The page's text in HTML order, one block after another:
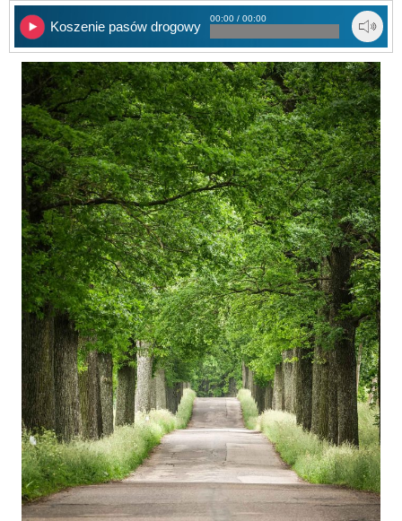
Koszenie pasów drogowych
00:00 / 00:00